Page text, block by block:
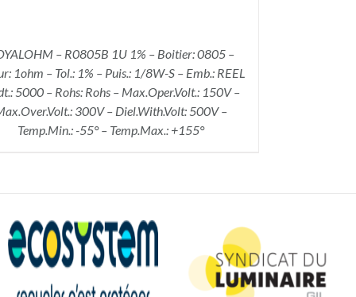
– R0805B 1U 1% – Boitier: 0805 –
1ohm – Tol.: 1% – Puis.: 1/8W-S – Emb.: REEL
5000 – Rohs: Rohs – Max.Oper.Volt.: 150V –
300V – Diel.With.Volt: 500V –
Temp.Min.: -55° – Temp.Max.: +155°